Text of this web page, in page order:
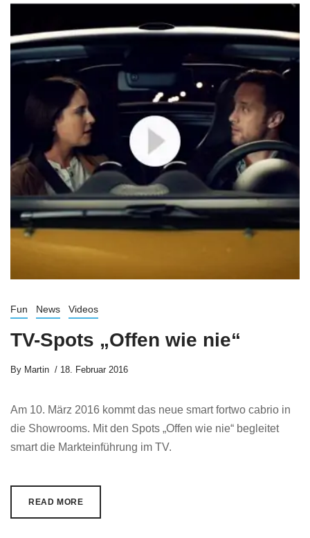
Fun News Videos
TV-Spots „Offen wie nie“
By Martin 18. Februar 2016
Am 10. März 2016 kommt das neue smart fortwo cabrio in
die Showrooms. Mit den Spots „Offen wie nie“ begleitet
smart die Markteinführung im TV.
READ MORE